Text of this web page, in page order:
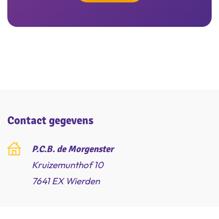
Contact gegevens
P.C.B. de Morgenster
Kruizemunthof 10
7641 EX Wierden